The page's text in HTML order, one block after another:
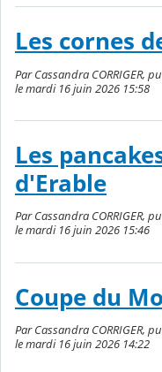
Les cornes
Par Cassandra CORRIGER,
le mardi 16 juin 2026 15:58
Les
d'Erable
Par Cassandra CORRIGER,
le mardi 16 juin 2026 15:46
Coupe du
Par Cassandra CORRIGER,
le mardi 16 juin 2026 14:22